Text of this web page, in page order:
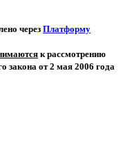
через Платформу
к рассмотрению
закона от 2 мая 2006 года